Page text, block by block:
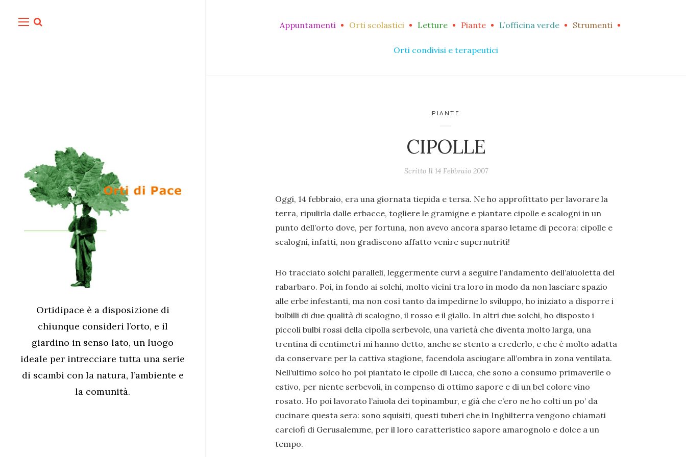
Ortidipace è a disposizione di
chiunque consideri l’orto, e il
giardino in senso lato, un luogo
ideale per intrecciare tutta una serie
di scambi con la natura, l’ambiente e
la comunità.
Appuntamenti Orti scolastici Letture Piante L’officina verde Strumenti
Orti condivisi e terapeutici
PIANTE
CIPOLLE
Scritto Il 14 Febbraio 2007
Oggi, 14 febbraio, era una giornata tiepida e tersa. Ne ho approfittato per lavorare la
terra, ripulirla dalle erbacce, togliere le gramigne e piantare cipolle e scalogni in un
punto dell’orto dove, per fortuna, non avevo ancora sparso letame di pecora: cipolle e
scalogni, infatti, non gradiscono affatto venire supernutriti!
Ho tracciato solchi paralleli, leggermente curvi a seguire l’andamento dell’aiuoletta del
rabarbaro. Poi, in fondo ai solchi, molto vicini tra loro in modo da non lasciare spazio
alle erbe infestanti, ma non così tanto da impedirne lo sviluppo, ho iniziato a disporre i
bulbilli di due qualità di scalogno, il rosso e il giallo. In altri due solchi, ho disposto i
piccoli bulbi rossi della cipolla serbevole, una varietà che diventa molto larga, una
trentina di centimetri mi hanno detto, anche se stento a crederlo, e che è molto adatta
da conservare per la cattiva stagione, facendola asciugare all’ombra in zona ventilata.
Nell’ultimo solco ho poi piantato le cipolle di Lucca, che sono a consumo primaverile o
estivo, per niente serbevoli, in compenso di ottimo sapore e di un bel colore vino
rosato. Ho poi lavorato l’aiuola dei topinambur, e già che c’ero ne ho colti un po’ da
cucinare questa sera: sono squisiti, questi tuberi che in Inghilterra vengono chiamati
carciofi di Gerusalemme, per il loro caratteristico sapore amarognolo e dolce a un
tempo.